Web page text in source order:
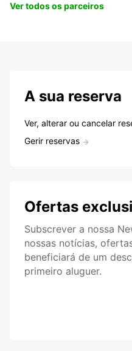
Ver todos os parceiros
A sua reserva
Ver, alterar ou cancelar
Gerir reservas
Ofertas
Subscrever a nossa
nossas notícias,
beneficiará de um
primeiro aluguer.